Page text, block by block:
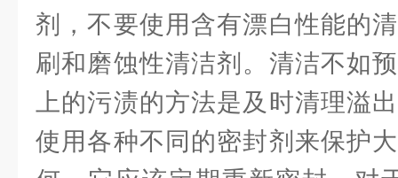
剂，不要使用含有漂白性能的
刷和磨蚀性清洁剂。清洁不如
上的污渍的方法是及时清理溢
使用各种不同的密封剂来保护